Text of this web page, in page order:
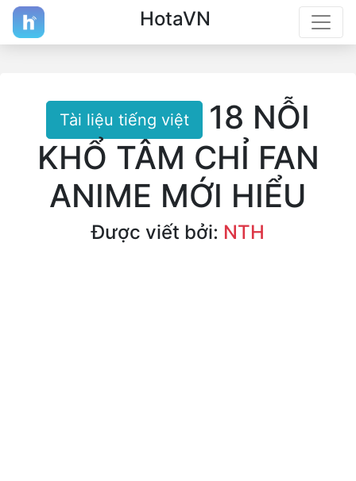
HotaVN
Tài liệu tiếng việt
18 NỖI
KHỔ TÂM CHỈ FAN
ANIME MỚI HIỂU
Được viết bởi: